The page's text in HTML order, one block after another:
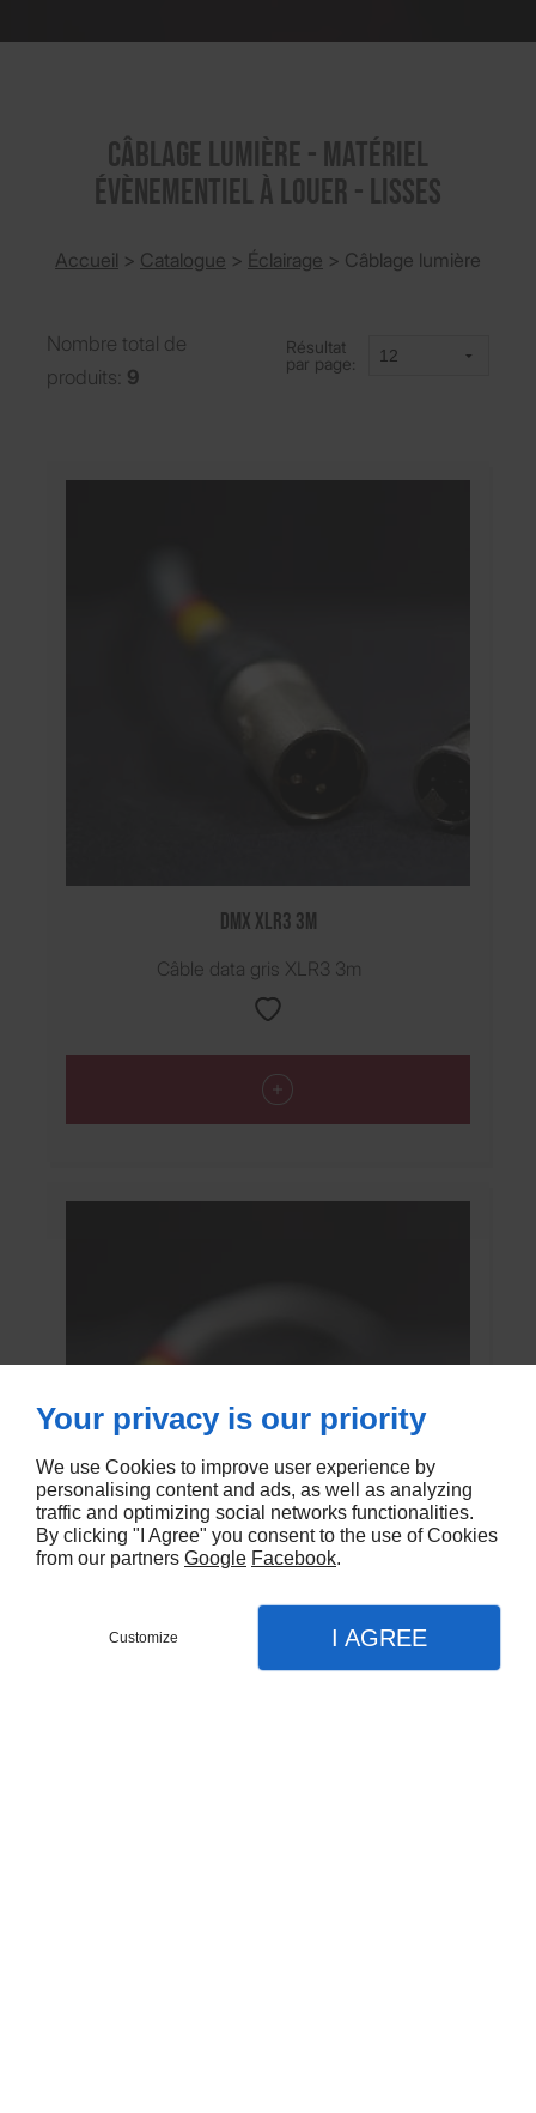
Câblage lumière - Matériel
évènementiel à louer - Lisses
Accueil > Catalogue > ‎Éclairage > Câblage lumière
Nombre total de
produits: 9
Résultat
par page:
DMX XLR3 3m
Câble data gris XLR3 3m
Your privacy is our priority
We use Cookies to improve user experience by
personalising content and ads, as well as analyzing
traffic and optimizing social networks functionalities.
By clicking "I Agree" you consent to the use of Cookies
from our partners Google Facebook.
Customize I AGREE